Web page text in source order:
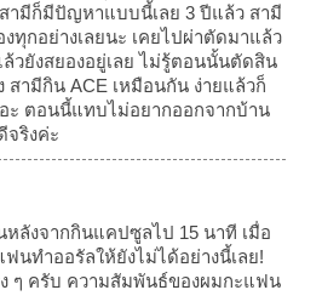
สามีก็มีปัญหาแบบนี้เลย 3 ปีแล้ว สามี
งทุกอย่างเลยนะ เคยไปผ่าตัดมาแล้ว
วยังสยองอยู่เลย ไม่รู้ตอนนั้นตัดสิน
สามีกิน ACE เหมือนกัน ง่ายแล้วก็
ะ ตอนนี้แทบไม่อยากออกจากบ้าน
จริงค่ะ
หลังจากกินแคปซูลไป 15 นาที เมื่อ
นทำออรัลให้ยังไม่ได้อย่างนี้เลย!
ๆ ครับ ความสัมพันธ์ของผมกะแฟน